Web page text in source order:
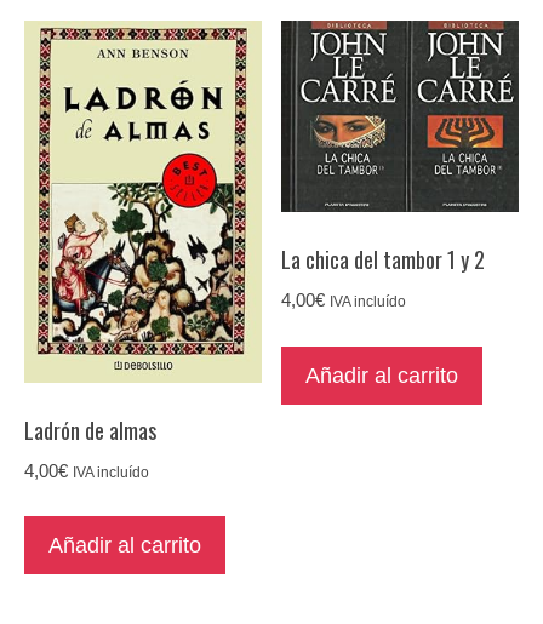
Ladrón de almas
4,00€ IVA incluído
Añadir al carrito
La chica del tambor 1 y 2
4,00€ IVA incluído
Añadir al carrito